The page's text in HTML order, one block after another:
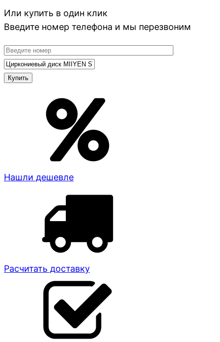
Или купить в один клик
Введите номер телефона и мы перезвоним
Нашли дешевле
Расчитать доставку